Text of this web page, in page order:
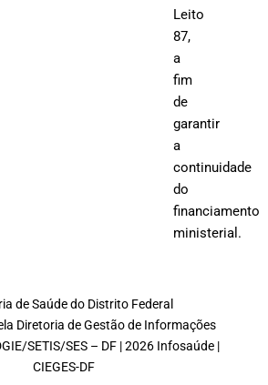
Leito
87,
a
fim
de
garantir
a
continuidade
do
financiamento
ministerial.
de Saúde do Distrito Federal
Diretoria de Gestão de Informações
SETIS/SES – DF | 2026 Infosaúde |
CIEGES-DF